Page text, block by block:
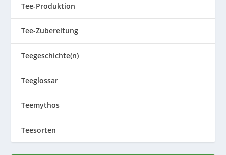
Tee-Produktion
Tee-Zubereitung
Teegeschichte(n)
Teeglossar
Teemythos
Teesorten